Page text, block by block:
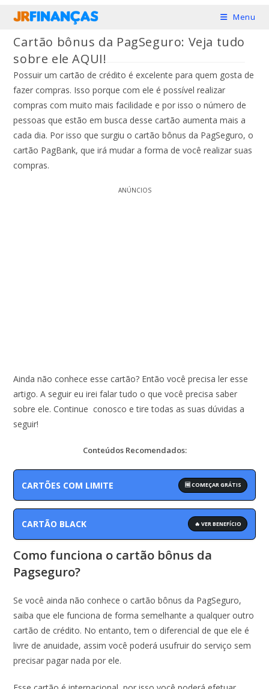
conteúdo
Menu
Cartão bônus da PagSeguro: Veja tudo
sobre ele AQUI!
Possuir um cartão de crédito é excelente para quem gosta de
fazer compras. Isso porque com ele é possível realizar
compras com muito mais facilidade e por isso o número de
pessoas que estão em busca desse cartão aumenta mais a
cada dia. Por isso que surgiu o cartão bônus da PagSeguro, o
cartão PagBank, que irá mudar a forma de você realizar suas
compras.
ANÚNCIOS
Ainda não conhece esse cartão? Então você precisa ler esse
artigo. A seguir eu irei falar tudo o que você precisa saber
sobre ele. Continue conosco e tire todas as suas dúvidas a
seguir!
Conteúdos Recomendados:
CARTÕES COM LIMITE 🆓 COMEÇAR GRÁTIS
CARTÃO BLACK 🔥 VER BENEFÍCIO
Como funciona o cartão bônus da
Pagseguro?
Se você ainda não conhece o cartão bônus da PagSeguro,
saiba que ele funciona de forma semelhante a qualquer outro
cartão de crédito. No entanto, tem o diferencial de que ele é
livre de anuidade, assim você poderá usufruir do serviço sem
precisar pagar nada por ele.